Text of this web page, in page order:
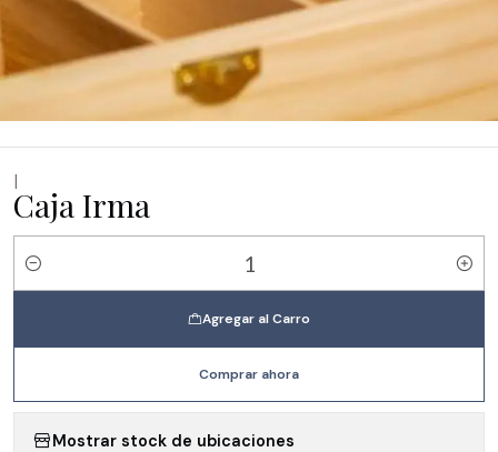
Caja Irma
Cantidad
Agregar al Carro
Comprar ahora
Mostrar stock de ubicaciones